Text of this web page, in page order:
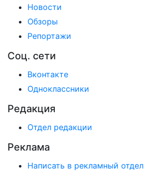
Новости
Обзоры
Репортажи
Соц. сети
Вконтакте
Одноклассники
Редакция
Отдел редакции
Реклама
Написать в рекламный отдел